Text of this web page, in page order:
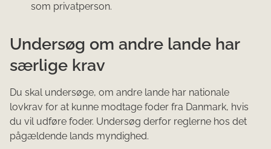
som privatperson.
Undersøg om andre lande har
særlige krav
Du skal undersøge, om andre lande har nationale
lovkrav for at kunne modtage foder fra Danmark, hvis
du vil udføre foder. Undersøg derfor reglerne hos det
pågældende lands myndighed.